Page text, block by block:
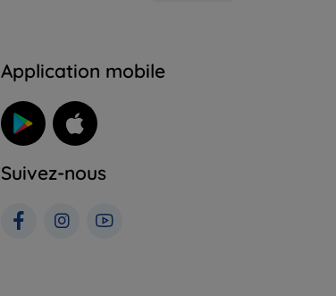
Application mobile
Suivez-nous